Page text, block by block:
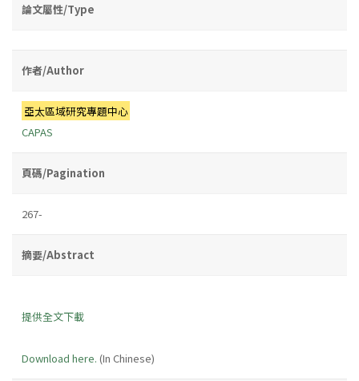
論文屬性/Type
作者/Author
亞太區域研究專題中心
CAPAS
頁碼/Pagination
267-
摘要/Abstract
提供全文下載
Download here. (In Chinese)